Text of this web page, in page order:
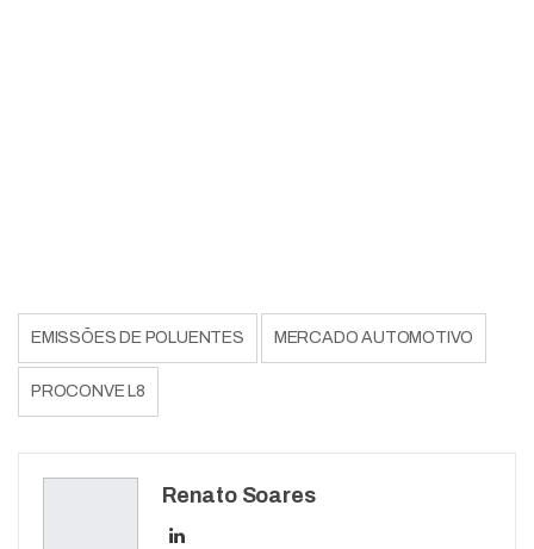
EMISSÕES DE POLUENTES MERCADO AUTOMOTIVO
PROCONVE L8
Renato Soares